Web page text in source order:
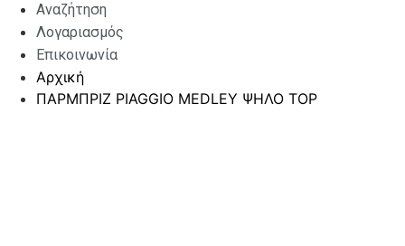
Αναζήτηση
Λογαριασμός
Επικοινωνία
Αρχική
ΠΑΡΜΠΡΙΖ PIAGGIO MEDLEY ΨΗΛΟ TOP